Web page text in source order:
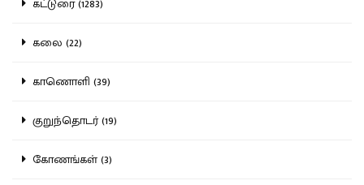
கலை (22)
காணொளி (39)
குறுந்தொடர் (19)
கோணங்கள் (3)